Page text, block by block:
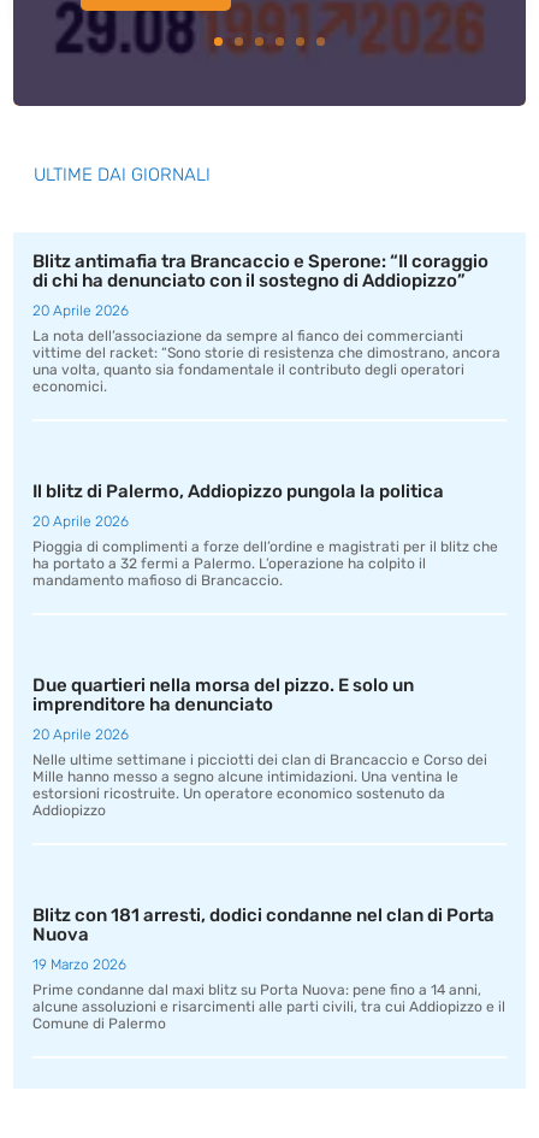
ULTIME DAI GIORNALI
Blitz antimafia tra Brancaccio e Sperone: “Il coraggio
di chi ha denunciato con il sostegno di Addiopizzo”
20 Aprile 2026
La nota dell’associazione da sempre al fianco dei commercianti
vittime del racket: “Sono storie di resistenza che dimostrano, ancora
una volta, quanto sia fondamentale il contributo degli operatori
economici.
Il blitz di Palermo, Addiopizzo pungola la politica
20 Aprile 2026
Pioggia di complimenti a forze dell’ordine e magistrati per il blitz che
ha portato a 32 fermi a Palermo. L’operazione ha colpito il
mandamento mafioso di Brancaccio.
Due quartieri nella morsa del pizzo. E solo un
imprenditore ha denunciato
20 Aprile 2026
Nelle ultime settimane i picciotti dei clan di Brancaccio e Corso dei
Mille hanno messo a segno alcune intimidazioni. Una ventina le
estorsioni ricostruite. Un operatore economico sostenuto da
Addiopizzo
Blitz con 181 arresti, dodici condanne nel clan di Porta
Nuova
19 Marzo 2026
Prime condanne dal maxi blitz su Porta Nuova: pene fino a 14 anni,
alcune assoluzioni e risarcimenti alle parti civili, tra cui Addiopizzo e il
Comune di Palermo